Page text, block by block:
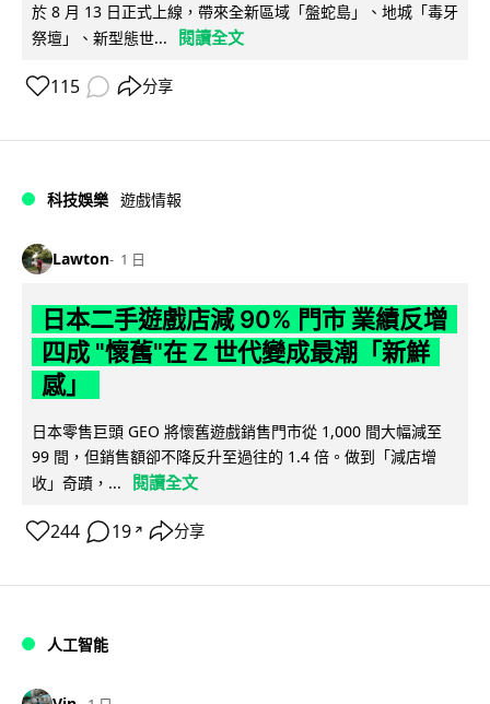
於 8 月 13 日正式上線，帶來全新區域「盤蛇島」、地城「毒牙
祭壇」、新型態世...
閱讀全文
115 分享
科技娛樂 遊戲情報
Lawton 1 日
日本二手遊戲店減 90% 門市 業績反增
四成 "懷舊"在 Z 世代變成最潮「新鮮
感」
日本零售巨頭 GEO 將懷舊遊戲銷售門市從 1,000 間大幅減至
99 間，但銷售額卻不降反升至過往的 1.4 倍。做到「減店增
收」奇蹟，...
閱讀全文
244 19 ↗ 分享
人工智能